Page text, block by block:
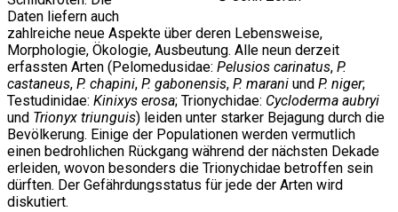
Daten liefern auch
zahlreiche neue Aspekte über deren Lebensweise,
Morphologie, Ökologie, Ausbeutung. Alle neun derzeit
erfassten Arten (Pelomedusidae: Pelusios carinatus, P.
castaneus, P. chapini, P. gabonensis, P. marani und P. niger;
Testudinidae: Kinixys erosa; Trionychidae: Cycloderma aubryi
und Trionyx triunguis) leiden unter starker Bejagung durch die
Bevölkerung. Einige der Populationen werden vermutlich
einen bedrohlichen Rückgang während der nächsten Dekade
erleiden, wovon besonders die Trionychidae betroffen sein
dürften. Der Gefährdungsstatus für jede der Arten wird
diskutiert.